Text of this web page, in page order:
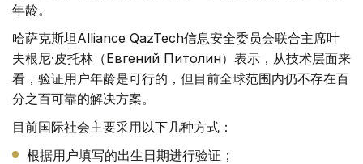
年龄。
哈萨克斯坦Alliance QazTech信息安全委员会联合主席叶
夫根尼·皮托林（Евгений Питолин）表示，从技术层面来
看，验证用户年龄是可行的，但目前全球范围内仍不存在百
分之百可靠的解决方案。
目前国际社会主要采用以下几种方式：
根据用户填写的出生日期进行验证；